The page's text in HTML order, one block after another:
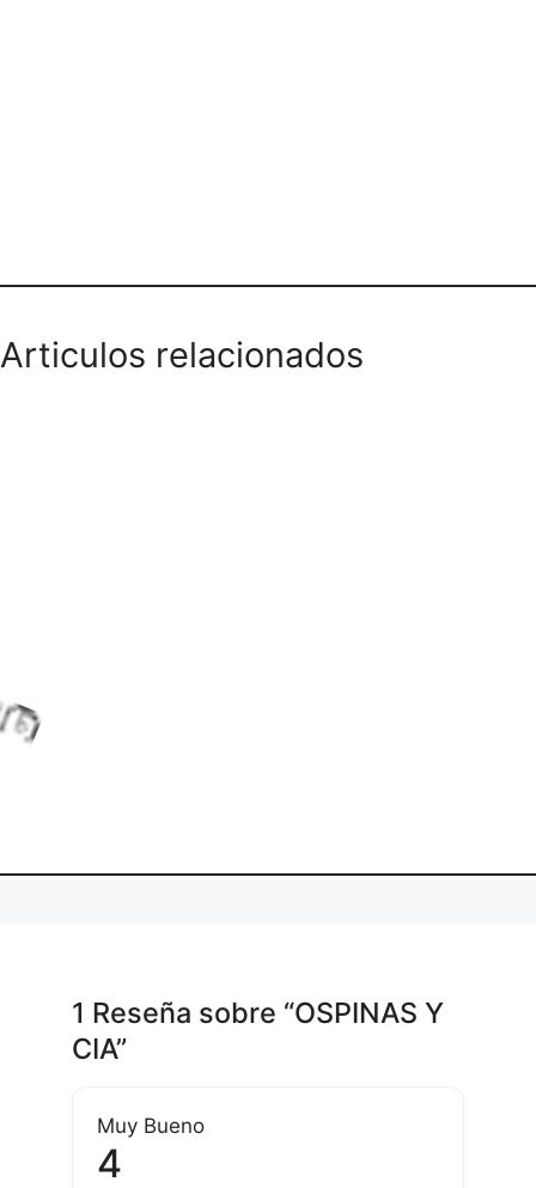
Articulos relacionados
L
o
d
i
g
.
1 Reseña sobre “OSPINAS Y
CIA”
Muy Bueno
4